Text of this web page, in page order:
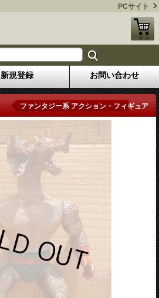
PCサイト
新規登録 お問い合わせ
ファンタジー系 アクション・フィギュア